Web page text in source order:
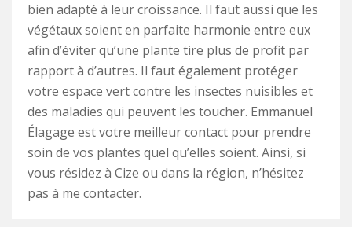
bien adapté à leur croissance. Il faut aussi que les
végétaux soient en parfaite harmonie entre eux
afin d’éviter qu’une plante tire plus de profit par
rapport à d’autres. Il faut également protéger
votre espace vert contre les insectes nuisibles et
des maladies qui peuvent les toucher. Emmanuel
Élagage est votre meilleur contact pour prendre
soin de vos plantes quel qu’elles soient. Ainsi, si
vous résidez à Cize ou dans la région, n’hésitez
pas à me contacter.